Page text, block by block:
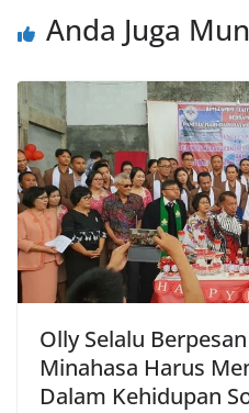
Anda Juga
Olly Selalu
Minahasa Harus
Dalam Kehidupan